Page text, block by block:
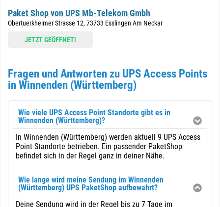
Paket Shop von UPS Mb-Telekom Gmbh
Obertuerkheimer Strasse 12, 73733 Esslingen Am Neckar
JETZT GEÖFFNET!
Fragen und Antworten zu UPS Access Points
in Winnenden (Württemberg)
Wie viele UPS Access Point Standorte gibt es in
Winnenden (Württemberg)?
In Winnenden (Württemberg) werden aktuell 9 UPS Access
Point Standorte betrieben. Ein passender PaketShop
befindet sich in der Regel ganz in deiner Nähe.
Wie lange wird meine Sendung im Winnenden
(Württemberg) UPS PaketShop aufbewahrt?
Deine Sendung wird in der Regel bis zu 7 Tage im